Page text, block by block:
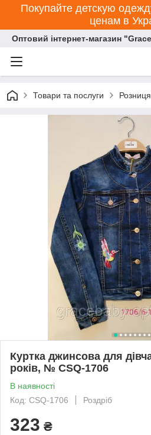
Покупайте детскую
ценам в
Оптовий інтернет-магазин
Товари та послуги
Куртка джинсова для
років, № CSQ-1706
В наявності
Код: CSQ-1706
Роздріб
323 ₴